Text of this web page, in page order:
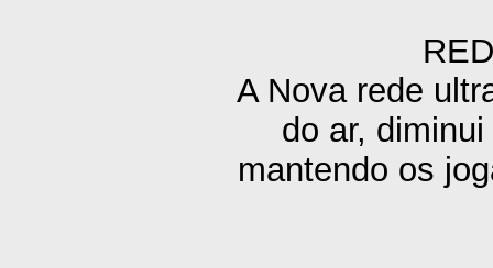
A Nova rede
do ar,
mantendo os